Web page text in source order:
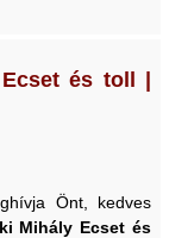
és toll |
Önt, kedves
Mihály Ecset és